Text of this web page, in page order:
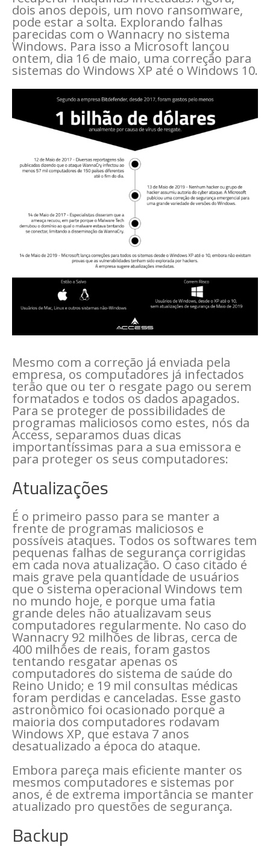
dois anos depois, um novo ransomware,
pode estar a solta. Explorando falhas
parecidas com o Wannacry no sistema
Windows. Para isso a Microsoft lançou
ontem, dia 16 de maio, uma correção para
sistemas do Windows XP até o Windows 10.
Mesmo com a correção já enviada pela
empresa, os computadores já infectados
terão que ou ter o resgate pago ou serem
formatados e todos os dados apagados.
Para se proteger de possibilidades de
programas maliciosos como estes, nós da
Access, separamos duas dicas
importantíssimas para a sua emissora e
para proteger os seus computadores:
Atualizações
É o primeiro passo para se manter a
frente de programas maliciosos e
possíveis ataques. Todos os softwares tem
pequenas falhas de segurança corrigidas
em cada nova atualização. O caso citado é
mais grave pela quantidade de usuários
que o sistema operacional Windows tem
no mundo hoje, e porque uma fatia
grande deles não atualizavam seus
computadores regularmente. No caso do
Wannacry 92 milhões de libras, cerca de
400 milhões de reais, foram gastos
tentando resgatar apenas os
computadores do sistema de saúde do
Reino Unido; e 19 mil consultas médicas
foram perdidas e canceladas. Esse gasto
astronômico foi ocasionado porque a
maioria dos computadores rodavam
Windows XP, que estava 7 anos
desatualizado a época do ataque.
Embora pareça mais eficiente manter os
mesmos computadores e sistemas por
anos, é de extrema importância se manter
atualizado pro questões de segurança.
Backup